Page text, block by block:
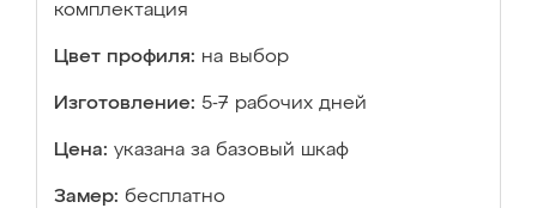
комплектация
Цвет профиля: на выбор
Изготовление: 5-7 рабочих дней
Цена: указана за базовый шкаф
Замер: бесплатно